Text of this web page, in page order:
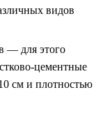
видов
— для этого
цементные
см и плотностью